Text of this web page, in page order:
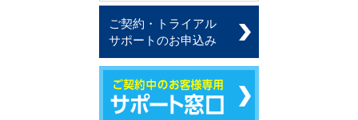
ご契約・トライアル
サポートのお申込み